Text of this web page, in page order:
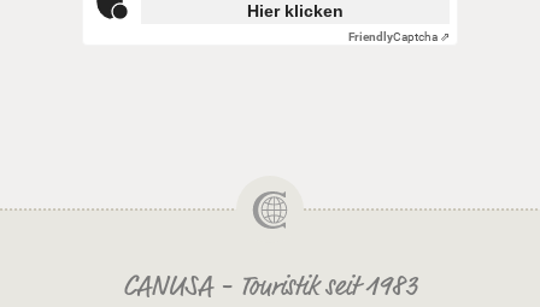
Hier klicken
FriendlyCaptcha ⇗
CANUSA - Touristik seit 1983